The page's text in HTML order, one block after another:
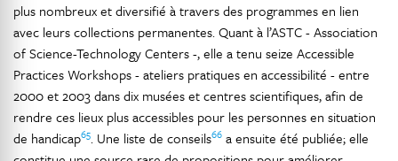
plus nombreux et diversifié à travers des programmes en lien
avec leurs collections permanentes. Quant à l’ASTC - Association
of Science-Technology Centers -, elle a tenu seize Accessible
Practices Workshops - ateliers pratiques en accessibilité - entre
2000 et 2003 dans dix musées et centres scientifiques, afin de
rendre ces lieux plus accessibles pour les personnes en situation
de handicap65. Une liste de conseils66 a ensuite été publiée; elle